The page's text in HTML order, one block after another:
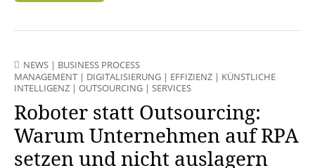
NEWS | BUSINESS PROCESS
MANAGEMENT | DIGITALISIERUNG | EFFIZIENZ | KÜNSTLICHE
INTELLIGENZ | OUTSOURCING | SERVICES
Roboter statt Outsourcing:
Warum Unternehmen auf RPA
setzen und nicht auslagern